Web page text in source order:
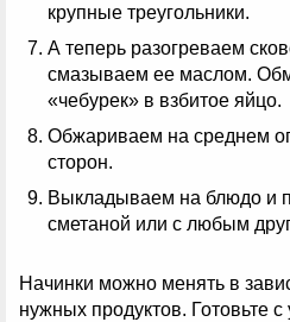
крупные треугольники.
А теперь разогреваем
смазываем ее маслом.
«чебурек» в взбитое яйцо.
Обжариваем на среднем
сторон.
Выкладываем на блюдо и
сметаной или с любым
Начинки можно менять в
нужных продуктов. Готовьте